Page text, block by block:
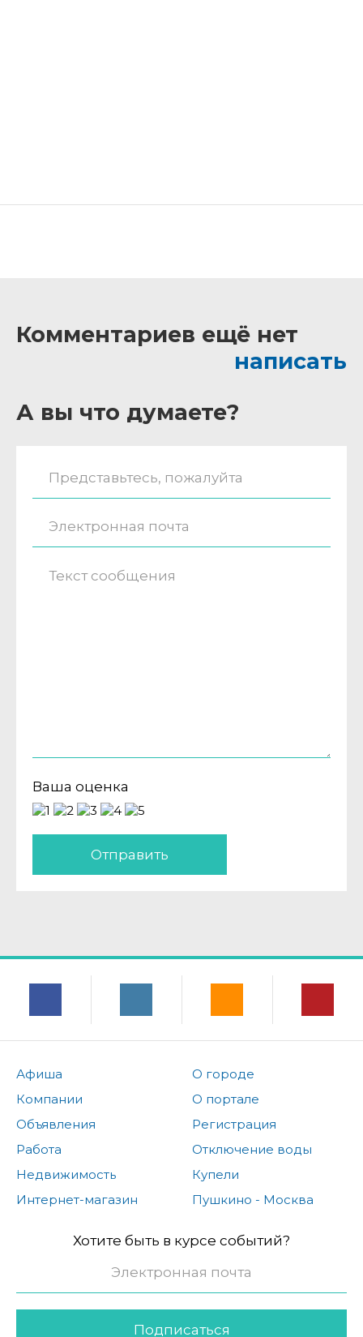
Комментариев ещё нет
написать
А вы что думаете?
Ваша оценка
Отправить
Афиша
Компании
Объявления
Работа
Недвижимость
Интернет-магазин
О городе
О портале
Регистрация
Отключение воды
Купели
Пушкино - Москва
Хотите быть в курсе событий?
Подписаться